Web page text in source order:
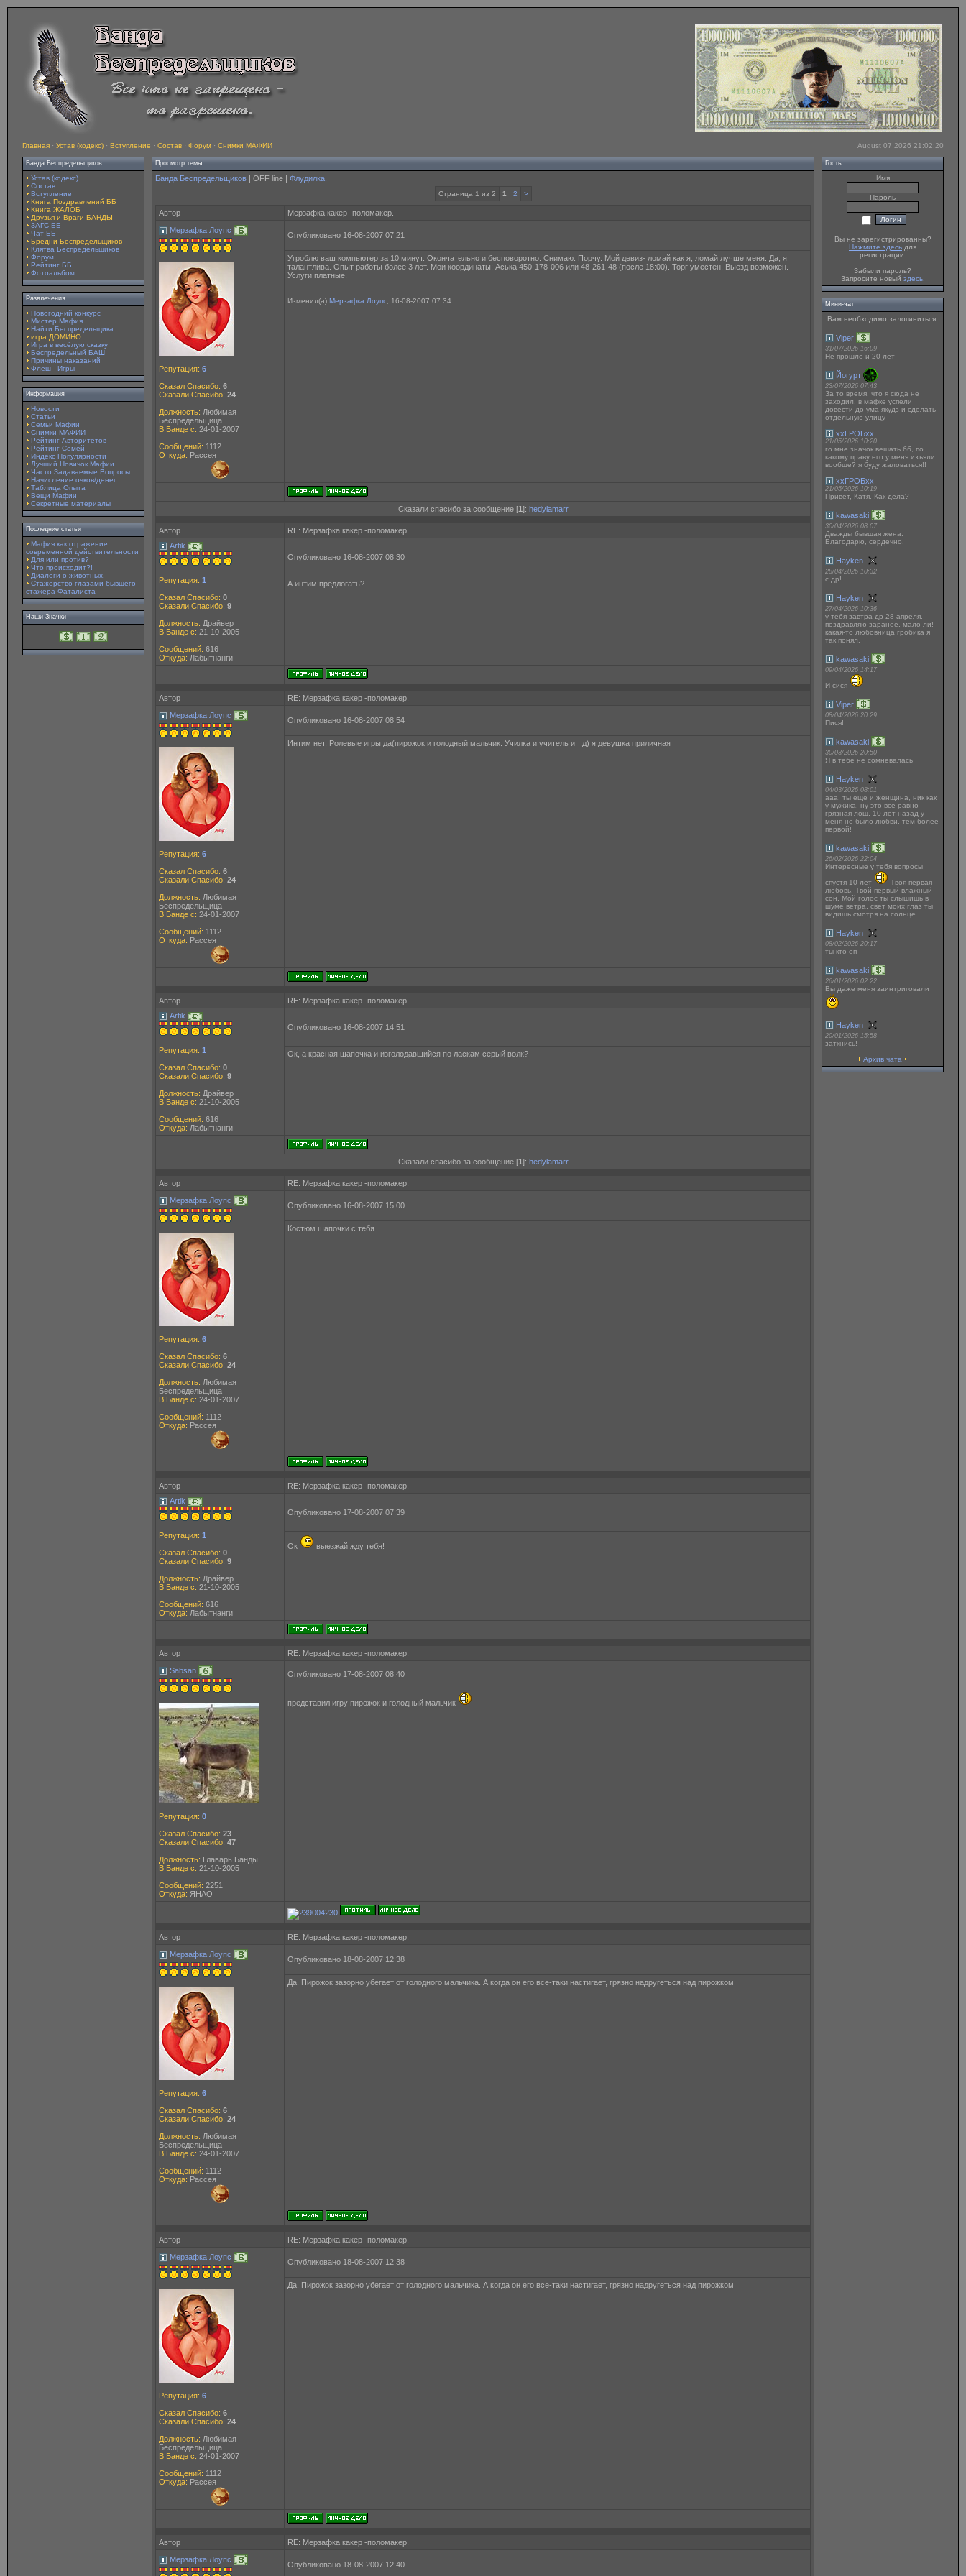
Главная · Устав (кодекс) · Вступление · Состав · Форум · Снимки МАФИИ August 07 2026 21:02:20
Банда Беспредельщиков
Устав (кодекс)
Состав
Вступление
Книга Поздравлений ББ
Книга ЖАЛОБ
Друзья и Враги БАНДЫ
ЗАГС ББ
Чат ББ
Бредни Беспредельщиков
Клятва Беспредельщиков
Форум
Рейтинг ББ
Фотоальбом
Развлечения
Новогодний конкурс
Мистер Мафия
Найти Беспредельщика
игра ДОМИНО
Игра в весёлую сказку
Беспредельный БАШ
Причины наказаний
Флеш - Игры
Информация
Новости
Статьи
Семьи Мафии
Снимки МАФИИ
Рейтинг Авторитетов
Рейтинг Семей
Индекс Популярности
Лучший Новичок Мафии
Часто Задаваемые Вопросы
Начисление очков/денег
Таблица Опыта
Вещи Мафии
Секретные материалы
Последние статьи
Мафия как отражение
современной действительности
Для или против?
Что происходит?!
Диалоги о животных.
Стажерство глазами бывшего
стажера Фаталиста
Наши Значки
Просмотр темы
Банда Беспредельщиков | OFF line | Флудилка.
Страница 1 из 2 1 2 >
Автор
Мерзафка какер -поломакер.
Мерзафка Лоупс
Репутация: 6
Сказал Спасибо: 6
Сказали Спасибо: 24
Должность: Любимая
Беспредельщица
В Банде с: 24-01-2007
Сообщений: 1112
Откуда: Рассея
Опубликовано 16-08-2007 07:21
Угроблю ваш компьютер за 10 минут. Окончательно и бесповоротно. Снимаю. Порчу. Мой девиз- ломай как я, ломай лучше меня. Да, я
талантлива. Опыт работы более 3 лет. Мои координаты: Аська 450-178-006 или 48-261-48 (после 18:00). Торг уместен. Выезд возможен.
Услуги платные.
Изменил(а) Мерзафка Лоупс , 16-08-2007 07:34
Сказали спасибо за сообщение [1]: hedylamarr
Автор
RE: Мерзафка какер -поломакер.
Artik
Репутация: 1
Сказал Спасибо: 0
Сказали Спасибо: 9
Должность: Драйвер
В Банде с: 21-10-2005
Сообщений: 616
Откуда: Лабытнанги
Опубликовано 16-08-2007 08:30
А интим предлогать?
Автор
RE: Мерзафка какер -поломакер.
Мерзафка Лоупс
Репутация: 6
Сказал Спасибо: 6
Сказали Спасибо: 24
Должность: Любимая
Беспредельщица
В Банде с: 24-01-2007
Сообщений: 1112
Откуда: Рассея
Опубликовано 16-08-2007 08:54
Интим нет. Ролевые игры да(пирожок и голодный мальчик. Училка и учитель и т.д) я девушка приличная
Автор
RE: Мерзафка какер -поломакер.
Artik
Репутация: 1
Сказал Спасибо: 0
Сказали Спасибо: 9
Должность: Драйвер
В Банде с: 21-10-2005
Сообщений: 616
Откуда: Лабытнанги
Опубликовано 16-08-2007 14:51
Ок, а красная шапочка и изголодавшийся по ласкам серый волк?
Сказали спасибо за сообщение [1]: hedylamarr
Автор
RE: Мерзафка какер -поломакер.
Мерзафка Лоупс
Репутация: 6
Сказал Спасибо: 6
Сказали Спасибо: 24
Должность: Любимая
Беспредельщица
В Банде с: 24-01-2007
Сообщений: 1112
Откуда: Рассея
Опубликовано 16-08-2007 15:00
Костюм шапочки с тебя
Автор
RE: Мерзафка какер -поломакер.
Artik
Репутация: 1
Сказал Спасибо: 0
Сказали Спасибо: 9
Должность: Драйвер
В Банде с: 21-10-2005
Сообщений: 616
Откуда: Лабытнанги
Опубликовано 17-08-2007 07:39
Ок выезжай жду тебя!
Автор
RE: Мерзафка какер -поломакер.
Sabsan
Репутация: 0
Сказал Спасибо: 23
Сказали Спасибо: 47
Должность: Главарь Банды
В Банде с: 21-10-2005
Сообщений: 2251
Откуда: ЯНАО
Опубликовано 17-08-2007 08:40
представил игру пирожок и голодный мальчик
Автор
RE: Мерзафка какер -поломакер.
Мерзафка Лоупс
Репутация: 6
Сказал Спасибо: 6
Сказали Спасибо: 24
Должность: Любимая
Беспредельщица
В Банде с: 24-01-2007
Сообщений: 1112
Откуда: Рассея
Опубликовано 18-08-2007 12:38
Да. Пирожок зазорно убегает от голодного мальчика. А когда он его все-таки настигает, грязно надругеться над пирожком
Автор
RE: Мерзафка какер -поломакер.
Мерзафка Лоупс
Репутация: 6
Сказал Спасибо: 6
Сказали Спасибо: 24
Должность: Любимая
Беспредельщица
В Банде с: 24-01-2007
Сообщений: 1112
Откуда: Рассея
Опубликовано 18-08-2007 12:38
Да. Пирожок зазорно убегает от голодного мальчика. А когда он его все-таки настигает, грязно надругеться над пирожком
Автор
RE: Мерзафка какер -поломакер.
Мерзафка Лоупс
Опубликовано 18-08-2007 12:40
Гость
Имя
Пароль
Вы не зарегистрированны?
Нажмите здесь для
регистрации.
Забыли пароль?
Запросите новый здесь.
Мини-чат
Вам необходимо залогиниться.
Viper
31/07/2026 16:09
Не прошло и 20 лет
Йогурт
23/07/2026 07:43
За то время, что я сюда не
заходил, в мафке успели
довести до ума якудз и сделать
отдельную улицу
ххГРОБхх
21/05/2026 10:20
го мне значок вешать бб, по
какому праву его у меня изъяли
вообще? я буду жаловаться!!
ххГРОБхх
21/05/2026 10:19
Привет, Катя. Как дела?
kawasaki
30/04/2026 08:07
Дважды бывшая жена.
Благодарю, сердечно.
Hayken
28/04/2026 10:32
с др!
Hayken
27/04/2026 10:36
у тебя завтра др 28 апреля.
поздравляю заранее, мало ли!
какая-то любовница гробика я
так понял.
kawasaki
09/04/2026 14:17
И сися
Viper
08/04/2026 20:29
Пися!
kawasaki
30/03/2026 20:50
Я в тебе не сомневалась
Hayken
04/03/2026 08:01
ааа, ты еще и женщина, ник как
у мужика. ну это все равно
грязная лош, 10 лет назад у
меня не было любви, тем более
первой!
kawasaki
26/02/2026 22:04
Интересные у тебя вопросы
спустя 10 лет
Твоя первая
любовь. Твой первый влажный
сон. Мой голос ты слышишь в
шуме ветра, свет моих глаз ты
видишь смотря на солнце.
Hayken
08/02/2026 20:17
ты кто еп
kawasaki
26/01/2026 02:22
Вы даже меня заинтриговали
Hayken
20/01/2026 15:58
заткнись!
Архив чата